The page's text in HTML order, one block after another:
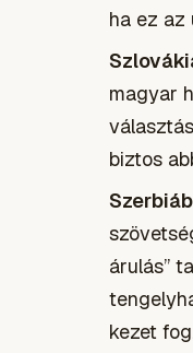
ha ez az
magyar
biztos
árulás”
kezet